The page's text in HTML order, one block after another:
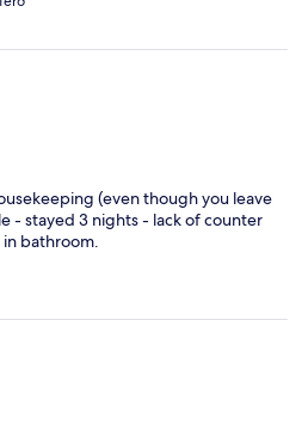
(even though you leave
- stayed 3 nights - lack of counter
bathroom.